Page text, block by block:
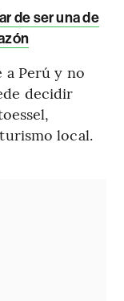
de ser una de
a Perú y no
decidir
local.